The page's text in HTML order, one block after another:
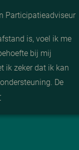
Participatieadviseur
is, voel ik me
bij mij
ik zeker dat ik kan
De